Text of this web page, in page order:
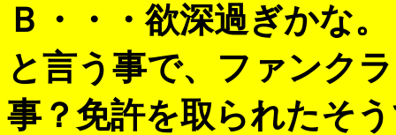
Ｂ・・・欲深過ぎかな。
と言う事で、ファンク
事？免許を取られたそ